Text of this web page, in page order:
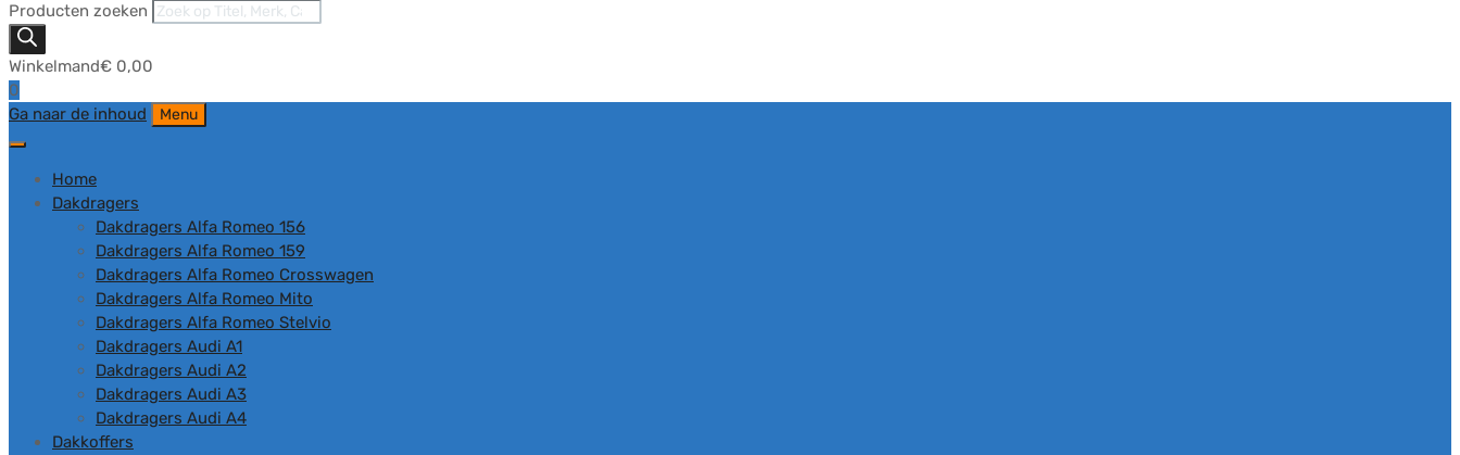
Producten zoeken
Winkelmand€ 0,00
0
Ga naar de inhoud
Menu
Home
Dakdragers
Dakdragers Alfa Romeo 156
Dakdragers Alfa Romeo 159
Dakdragers Alfa Romeo Crosswagen
Dakdragers Alfa Romeo Mito
Dakdragers Alfa Romeo Stelvio
Dakdragers Audi A1
Dakdragers Audi A2
Dakdragers Audi A3
Dakdragers Audi A4
Dakkoffers